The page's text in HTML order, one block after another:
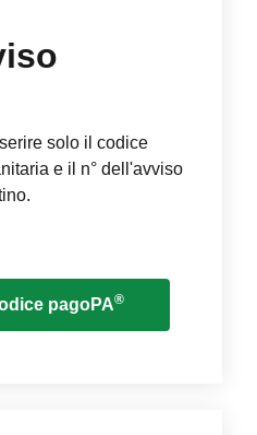
solo il codice
e il n° dell'avviso
pagoPA®